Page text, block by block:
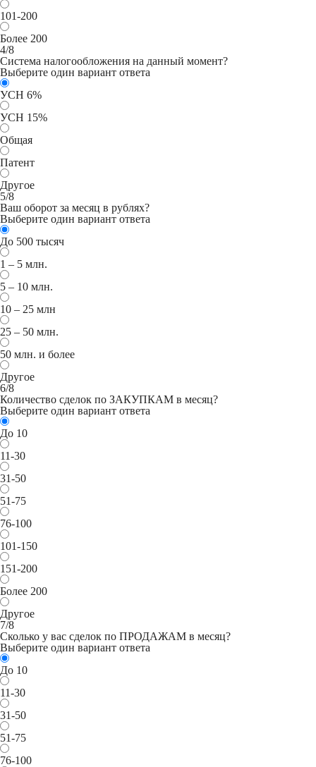
101-200
Более 200
4/8
Система налогообложения на данный момент?
Выберите один вариант ответа
УСН 6%
УСН 15%
Общая
Патент
Другое
5/8
Ваш оборот за месяц в рублях?
Выберите один вариант ответа
До 500 тысяч
1 – 5 млн.
5 – 10 млн.
10 – 25 млн
25 – 50 млн.
50 млн. и более
Другое
6/8
Количество сделок по ЗАКУПКАМ в месяц?
Выберите один вариант ответа
До 10
11-30
31-50
51-75
76-100
101-150
151-200
Более 200
Другое
7/8
Сколько у вас сделок по ПРОДАЖАМ в месяц?
Выберите один вариант ответа
До 10
11-30
31-50
51-75
76-100